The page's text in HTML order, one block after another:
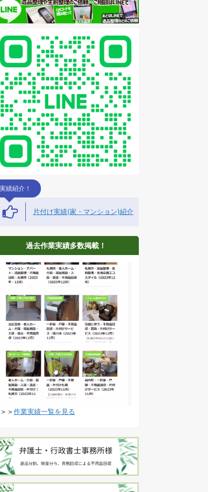
実績紹介！
片付け実績(家・マンション)紹介
過去作業実績多数掲載！
＞＞作業実績一覧を見る